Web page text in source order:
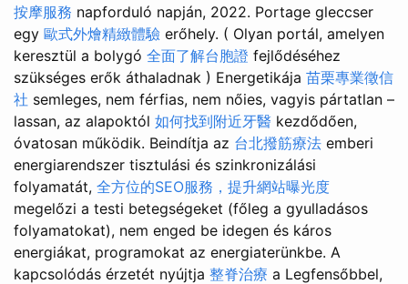
按摩服務 napforduló napján, 2022. Portage gleccser
egy 歐式外燴精緻體驗 erőhely. ( Olyan portál, amelyen
keresztül a bolygó 全面了解台胞證 fejlődéséhez
szükséges erők áthaladnak ) Energetikája 苗栗專業徵信
社 semleges, nem férfias, nem nőies, vagyis pártatlan –
lassan, az alapoktól 如何找到附近牙醫 kezdődően,
óvatosan működik. Beindítja az 台北撥筋療法 emberi
energiarendszer tisztulási és szinkronizálási
folyamatát, 全方位的SEO服務，提升網站曝光度
megelőzi a testi betegségeket (főleg a gyulladásos
folyamatokat), nem enged be idegen és káros
energiákat, programokat az energiaterünkbe. A
kapcsolódás érzetét nyújtja 整脊治療 a Legfensőbbel,